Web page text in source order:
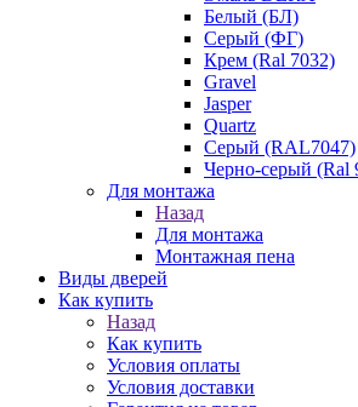
Белый (БЛ)
Серый (ФГ)
Крем (Ral 7032)
Gravel
Jasper
Quartz
Серый (RAL7047)
Черно-серый (Ral
Для монтажа
Назад
Для монтажа
Монтажная пена
Виды дверей
Как купить
Назад
Как купить
Условия оплаты
Условия доставки